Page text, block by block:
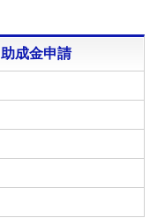
助成金申請